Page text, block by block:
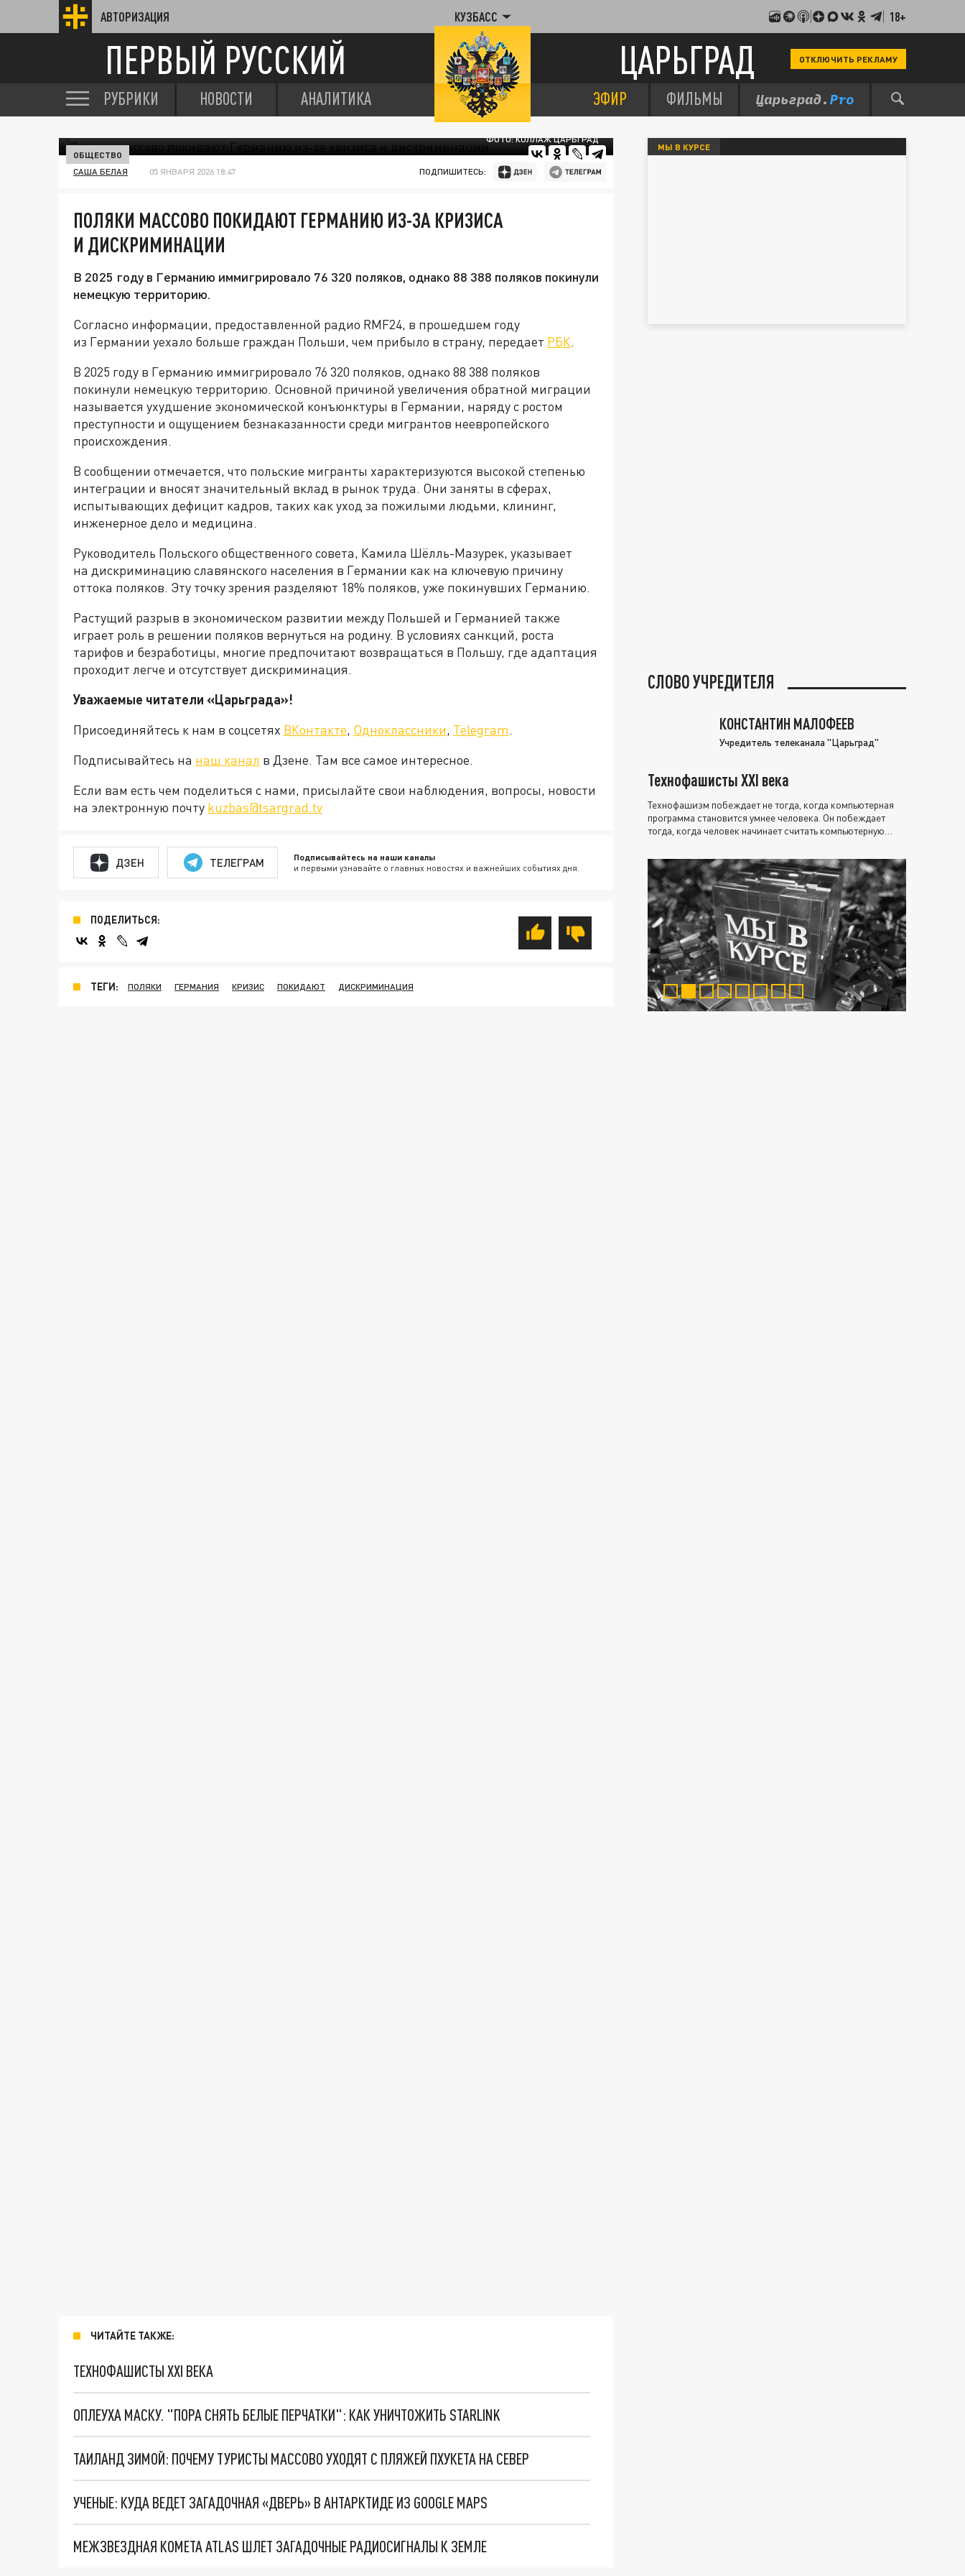
АВТОРИЗАЦИЯ КУЗБАСС 18+
ПЕРВЫЙ РУССКИЙ ЦАРЬГРАД ОТКЛЮЧИТЬ РЕКЛАМУ
РУБРИКИ НОВОСТИ АНАЛИТИКА ЭФИР ФИЛЬМЫ
ФОТО: КОЛЛАЖ ЦАРЬГРАД
ОБЩЕСТВО
САША БЕЛАЯ 05 ЯНВАРЯ 2026 18:47 ПОДПИШИТЕСЬ:
ПОЛЯКИ МАССОВО ПОКИДАЮТ ГЕРМАНИЮ ИЗ-ЗА КРИЗИСА
И ДИСКРИМИНАЦИИ
В 2025 году в Германию иммигрировало 76 320 поляков, однако 88 388 поляков покинули
немецкую территорию.
Согласно информации, предоставленной радио RMF24, в прошедшем году
из Германии уехало больше граждан Польши, чем прибыло в страну, передает РБК.
В 2025 году в Германию иммигрировало 76 320 поляков, однако 88 388 поляков
покинули немецкую территорию. Основной причиной увеличения обратной миграции
называется ухудшение экономической конъюнктуры в Германии, наряду с ростом
преступности и ощущением безнаказанности среди мигрантов неевропейского
происхождения.
В сообщении отмечается, что польские мигранты характеризуются высокой степенью
интеграции и вносят значительный вклад в рынок труда. Они заняты в сферах,
испытывающих дефицит кадров, таких как уход за пожилыми людьми, клининг,
инженерное дело и медицина.
Руководитель Польского общественного совета, Камила Шёлль-Мазурек, указывает
на дискриминацию славянского населения в Германии как на ключевую причину
оттока поляков. Эту точку зрения разделяют 18% поляков, уже покинувших Германию.
Растущий разрыв в экономическом развитии между Польшей и Германией также
играет роль в решении поляков вернуться на родину. В условиях санкций, роста
тарифов и безработицы, многие предпочитают возвращаться в Польшу, где адаптация
проходит легче и отсутствует дискриминация.
Уважаемые читатели «Царьграда»!
Присоединяйтесь к нам в соцсетях ВКонтакте, Одноклассники, Telegram.
Подписывайтесь на наш канал в Дзене. Там все самое интересное.
Если вам есть чем поделиться с нами, присылайте свои наблюдения, вопросы, новости
на электронную почту kuzbas@tsargrad.tv
ДЗЕН ТЕЛЕГРАМ Подписывайтесь на наши каналы
и первыми узнавайте о главных новостях и важнейших событиях дня.
ПОДЕЛИТЬСЯ:
ТЕГИ: ПОЛЯКИ ГЕРМАНИЯ КРИЗИС ПОКИДАЮТ ДИСКРИМИНАЦИЯ
ЧИТАЙТЕ ТАКЖЕ:
ТЕХНОФАШИСТЫ XXI ВЕКА
ОПЛЕУХА МАСКУ. "ПОРА СНЯТЬ БЕЛЫЕ ПЕРЧАТКИ": КАК УНИЧТОЖИТЬ STARLINK
ТАИЛАНД ЗИМОЙ: ПОЧЕМУ ТУРИСТЫ МАССОВО УХОДЯТ С ПЛЯЖЕЙ ПХУКЕТА НА СЕВЕР
УЧЕНЫЕ: КУДА ВЕДЕТ ЗАГАДОЧНАЯ «ДВЕРЬ» В АНТАРКТИДЕ ИЗ GOOGLE MAPS
МЕЖЗВЕЗДНАЯ КОМЕТА ATLAS ШЛЕТ ЗАГАДОЧНЫЕ РАДИОСИГНАЛЫ К ЗЕМЛЕ
МЫ В КУРСЕ
СЛОВО УЧРЕДИТЕЛЯ
КОНСТАНТИН МАЛОФЕЕВ
Учредитель телеканала "Царьград"
Технофашисты XXI века
Технофашизм побеждает не тогда, когда компьютерная
программа становится умнее человека. Он побеждает
тогда, когда человек начинает считать компьютерную